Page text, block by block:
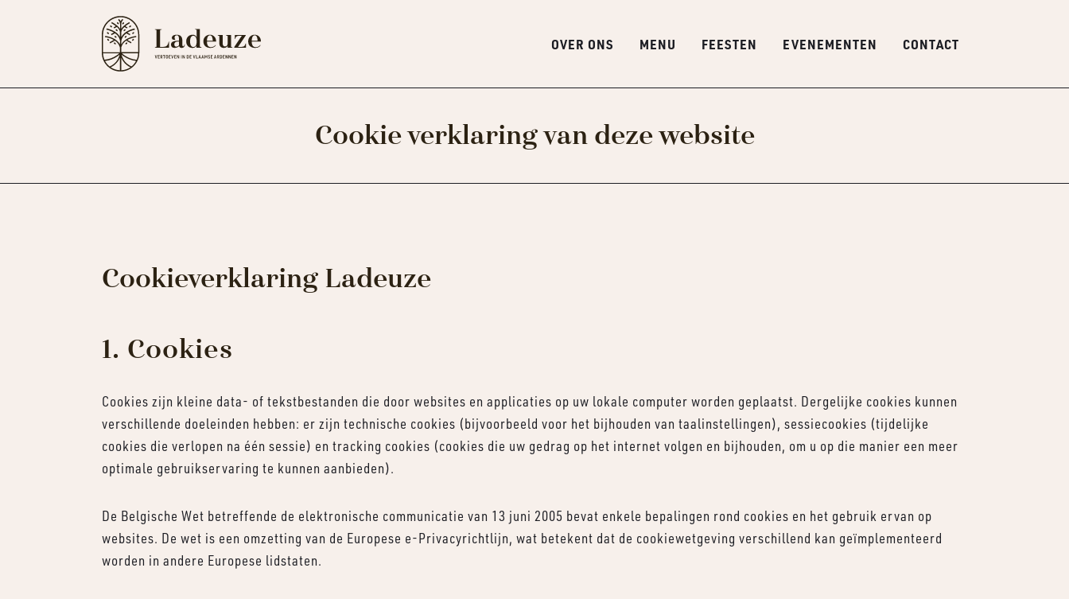
OVER ONS MENU FEESTEN EVENEMENTEN CONTACT
Cookie verklaring van deze website
Cookieverklaring Ladeuze
1. Cookies
Cookies zijn kleine data- of tekstbestanden die door websites en applicaties op uw lokale computer worden geplaatst. Dergelijke cookies kunnen
verschillende doeleinden hebben: er zijn technische cookies (bijvoorbeeld voor het bijhouden van taalinstellingen), sessiecookies (tijdelijke
cookies die verlopen na één sessie) en tracking cookies (cookies die uw gedrag op het internet volgen en bijhouden, om u op die manier een meer
optimale gebruikservaring te kunnen aanbieden).
De Belgische Wet betreffende de elektronische communicatie van 13 juni 2005 bevat enkele bepalingen rond cookies en het gebruik ervan op
websites. De wet is een omzetting van de Europese e-Privacyrichtlijn, wat betekent dat de cookiewetgeving verschillend kan geïmplementeerd
worden in andere Europese lidstaten.